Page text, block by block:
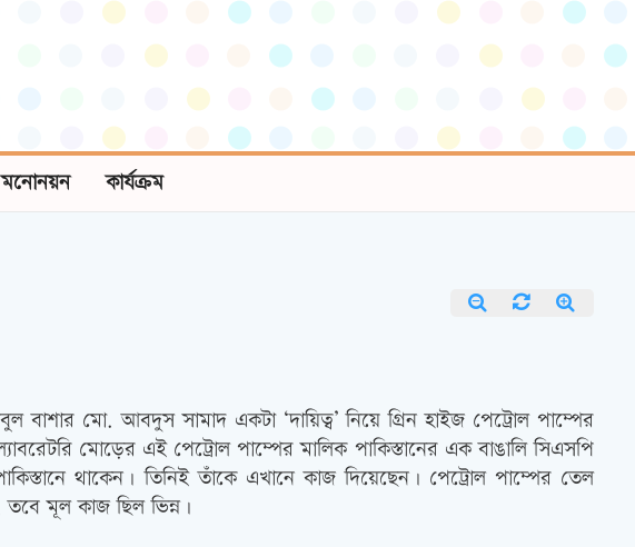
মনোনয়ন কার্যক্রম
মো. আবদুস সামাদ একটা ‘দায়িত্ব’ নিয়ে গ্রিন হাইজ পেট্রোল পাম্পের
মোড়ের এই পেট্রোল পাম্পের মালিক পাকিস্তানের এক বাঙালি সিএসপি
থাকেন। তিনিই তাঁকে এখানে কাজ দিয়েছেন। পেট্রোল পাম্পের তেল
মূল কাজ ছিল ভিন্ন।